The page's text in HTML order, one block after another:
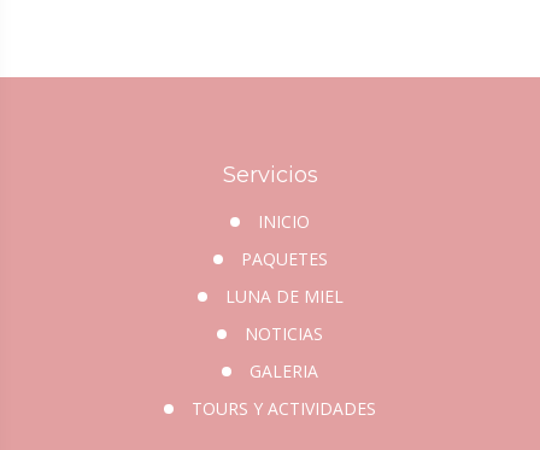
Servicios
INICIO
PAQUETES
LUNA DE MIEL
NOTICIAS
GALERIA
TOURS Y ACTIVIDADES